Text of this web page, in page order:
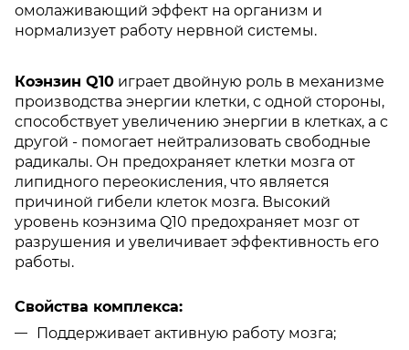
омолаживающий эффект на организм и
нормализует работу нервной системы.
Коэнзин Q10 играет двойную роль в механизме
производства энергии клетки, с одной стороны,
способствует увеличению энергии в клетках, а с
другой - помогает нейтрализовать свободные
радикалы. Он предохраняет клетки мозга от
липидного переокисления, что является
причиной гибели клеток мозга. Высокий
уровень коэнзима Q10 предохраняет мозг от
разрушения и увеличивает эффективность его
работы.
Свойства комплекса:
Поддерживает активную работу мозга;